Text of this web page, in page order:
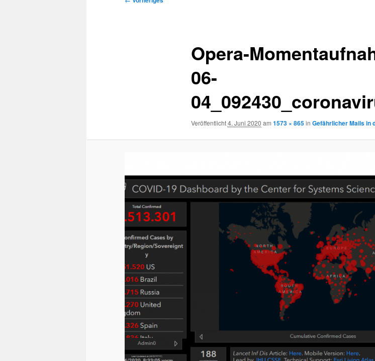
Opera-
06-
Veröffentlicht4. Juni 2020 am 1573 × 865in Gefährlicher Mails in